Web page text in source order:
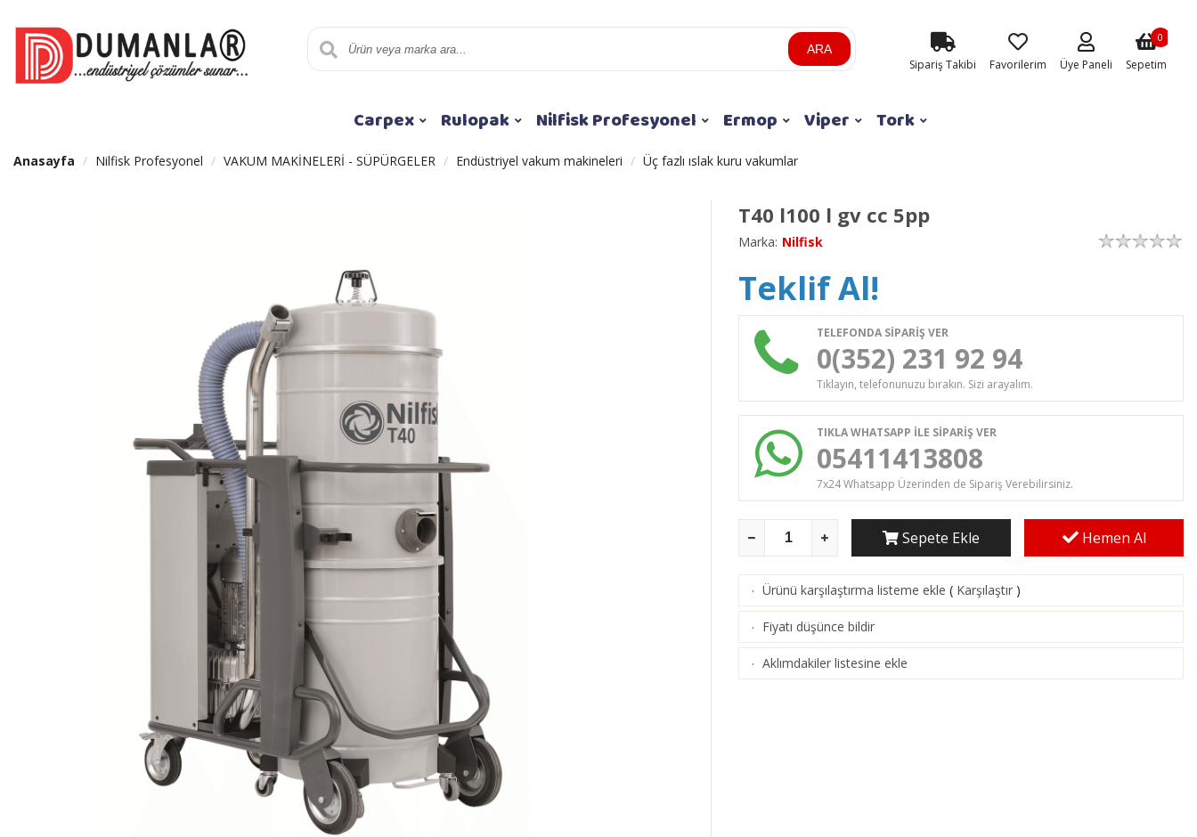
ARA
Sipariş Takibi Favorilerim Üye Paneli Sepetim
0
Carpex Rulopak Nilfisk Profesyonel Ermop Viper Tork
Anasayfa Nilfisk Profesyonel VAKUM MAKİNELERİ - SÜPÜRGELER Endüstriyel vakum makineleri Üç fazlı ıslak kuru vakumlar
T40 l100 l gv cc 5pp
Marka: Nilfisk
Teklif Al!
TELEFONDA SİPARİŞ VER
0(352) 231 92 94
Tıklayın, telefonunuzu bırakın. Sizi arayalım.
TIKLA WHATSAPP İLE SİPARİŞ VER
05411413808
7x24 Whatsapp Üzerinden de Sipariş Verebilirsiniz.
Sepete Ekle Hemen Al
· Ürünü karşılaştırma listeme ekle ( Karşılaştır )
· Fiyatı düşünce bildir
· Aklımdakiler listesine ekle